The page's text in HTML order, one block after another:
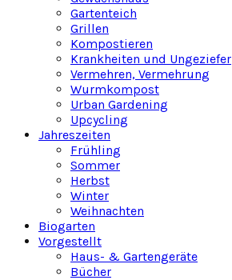
Gartenteich
Grillen
Kompostieren
Krankheiten und Ungeziefer
Vermehren, Vermehrung
Wurmkompost
Urban Gardening
Upcycling
Jahreszeiten
Frühling
Sommer
Herbst
Winter
Weihnachten
Biogarten
Vorgestellt
Haus- & Gartengeräte
Bücher